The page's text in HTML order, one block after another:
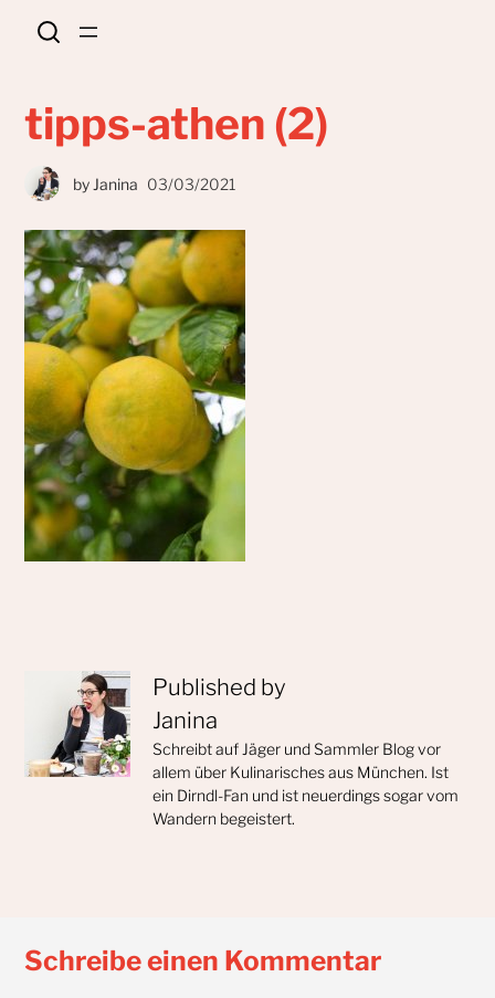
tipps-athen (2)
by Janina 03/03/2021
Published by
Janina
Schreibt auf Jäger und Sammler Blog vor
allem über Kulinarisches aus München. Ist
ein Dirndl-Fan und ist neuerdings sogar vom
Wandern begeistert.
Schreibe einen Kommentar